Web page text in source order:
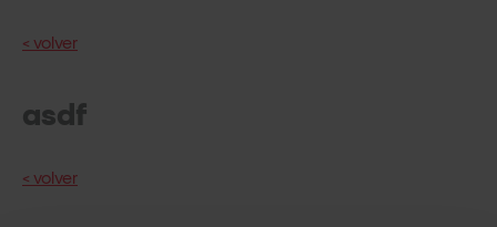
< volver
asdf
< volver